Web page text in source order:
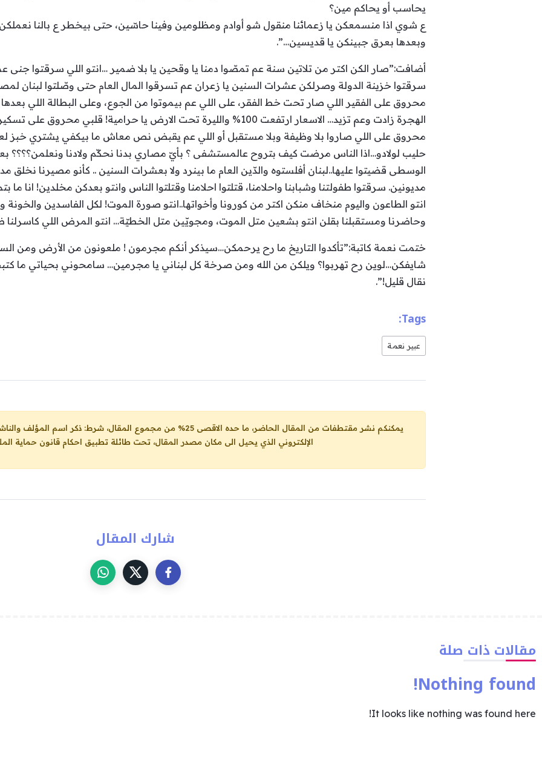
يحاسب أو يحاكم مين؟
ع شوي اذا منسمعكن يا زعمائنا منقول شو أوادم ومظلومين وفينا حاسّين، حتى بيخطر ع بالنا نعملكن
وبعدها بعرق جبينكن يا قديسين…”.
أضافت:”صار الكن اكتر من تلاتين سنة عم تمصّوا دمنا يا وقحين يا بلا ضمير …انتو اللي سرقتوا جنى
سرقتوا خزينة الدولة وصرلكن عشرات السنين يا زعران عم تسرقوا المال العام حتى وصّلتوا لبنان
محروق على الفقير اللي صار تحت خط الفقر، على اللي عم بيموتوا من الجوع، وعلى البطالة اللي بعدها
الهجرة زادت وعم تزيد… الاسعار ارتفعت 100% والليرة تحت الارض يا حرامية! قلبي
محروق على اللي صاروا بلا وظيفة وبلا مستقبل أو اللي عم يقبض نص معاش ما بيكفي يشتري خبز
حليب لولادو…اذا الناس مرضت كيف بتروح عالمستشفى ؟ بأيّ مصاري بدنا نحكّم ولادنا ونعلمن؟؟؟؟
الوسطى قضيتوا عليها..لبنان أفلستوه والدّين العام ما بينرد ولا بعشرات السنين .. كأنو مصيرنا
مديونين. سرقتوا طفولتنا وشبابنا واحلامنا، قتلتوا احلامنا وقتلتوا الناس وانتو بعدكن مخلدين! انا ما
انتو الطاعون واليوم منخاف منكن اكتر من كورونا وأخواتها..انتو صورة الموت! لكل الفاسدين والخونة
وحاضرنا ومستقبلنا بقلن انتو بشعين متل الموت، ومجويّين متل الخطيّة… انتو المرض اللي كاسرلنا
ختمت نعمة كاتبة:”تأكدوا التاريخ ما رح يرحمكن…سيذكر أنكم مجرمون ! ملعونون من الأرض ومن
شايفكن…لوين رح تهربوا؟ ويلكن من الله ومن صرخة كل لبناني يا مجرمين… سامحوني بحياتي ما
نقال قليل!”.
Tags:
عبير نعمة
يمكنكم نشر مقتطفات من المقال الحاضر، ما حده الاقصى 25% من مجموع المقال، شرط: ذكر اسم المؤلف والناشر ووضع رابط
الإلكتروني الذي يحيل الى مكان مصدر المقال، تحت طائلة تطبيق احكام قانون حماية
شارك المقال
مقالات ذات صلة
Nothing found!
It looks like nothing was found here!